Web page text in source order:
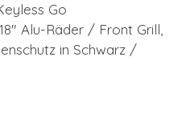
Go
18" Alu-Räder / Front Grill,
in Schwarz /